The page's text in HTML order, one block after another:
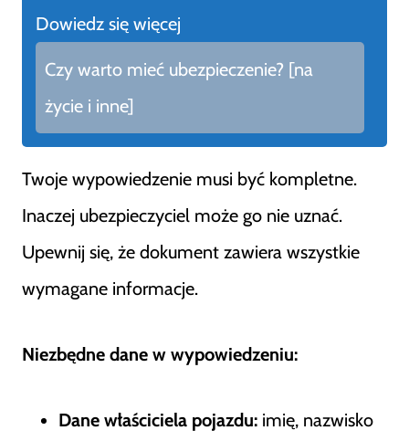
Dowiedz się więcej
Czy warto mieć ubezpieczenie? [na
życie i inne]
Twoje wypowiedzenie musi być kompletne.
Inaczej ubezpieczyciel może go nie uznać.
Upewnij się, że dokument zawiera wszystkie
wymagane informacje.
Niezbędne dane w wypowiedzeniu:
Dane właściciela pojazdu: imię, nazwisko